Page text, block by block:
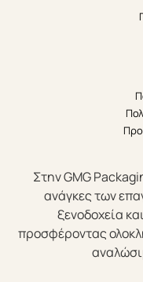
Στην GMG
ανάγκες των
ξενοδοχεία
προσφέροντας